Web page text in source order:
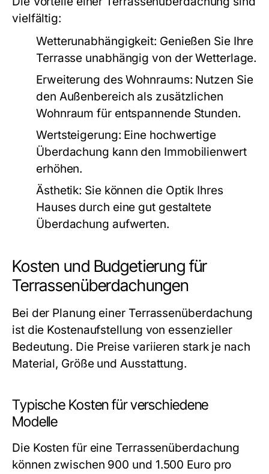
vielfältig:
Wetterunabhängigkeit: Genießen Sie Ihre
Terrasse unabhängig von der Wetterlage.
Erweiterung des Wohnraums: Nutzen Sie
den Außenbereich als zusätzlichen
Wohnraum für entspannende Stunden.
Wertsteigerung: Eine hochwertige
Überdachung kann den Immobilienwert
erhöhen.
Ästhetik: Sie können die Optik Ihres
Hauses durch eine gut gestaltete
Überdachung aufwerten.
Kosten und Budgetierung für
Terrassenüberdachungen
Bei der Planung einer Terrassenüberdachung
ist die Kostenaufstellung von essenzieller
Bedeutung. Die Preise variieren stark je nach
Material, Größe und Ausstattung.
Typische Kosten für verschiedene
Modelle
Die Kosten für eine Terrassenüberdachung
können zwischen 900 und 1.500 Euro pro